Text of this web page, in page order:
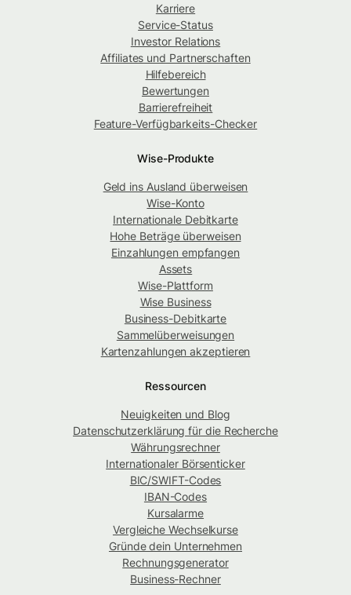
Karriere
Service-Status
Investor Relations
Affiliates und Partnerschaften
Hilfebereich
Bewertungen
Barrierefreiheit
Feature-Verfügbarkeits-Checker
Wise-Produkte
Geld ins Ausland überweisen
Wise-Konto
Internationale Debitkarte
Hohe Beträge überweisen
Einzahlungen empfangen
Assets
Wise-Plattform
Wise Business
Business-Debitkarte
Sammelüberweisungen
Kartenzahlungen akzeptieren
Ressourcen
Neuigkeiten und Blog
Datenschutzerklärung für die Recherche
Währungsrechner
Internationaler Börsenticker
BIC/SWIFT-Codes
IBAN-Codes
Kursalarme
Vergleiche Wechselkurse
Gründe dein Unternehmen
Rechnungsgenerator
Business-Rechner